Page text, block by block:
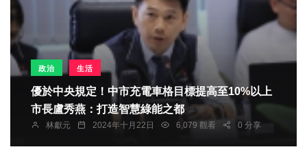
政治 生活
優於中央規定！中市充電車格目標提高至10%以上
市長盧秀燕：打造智慧綠能之都
林獻元 2024年十月22日 6,079 觀看 0 分享